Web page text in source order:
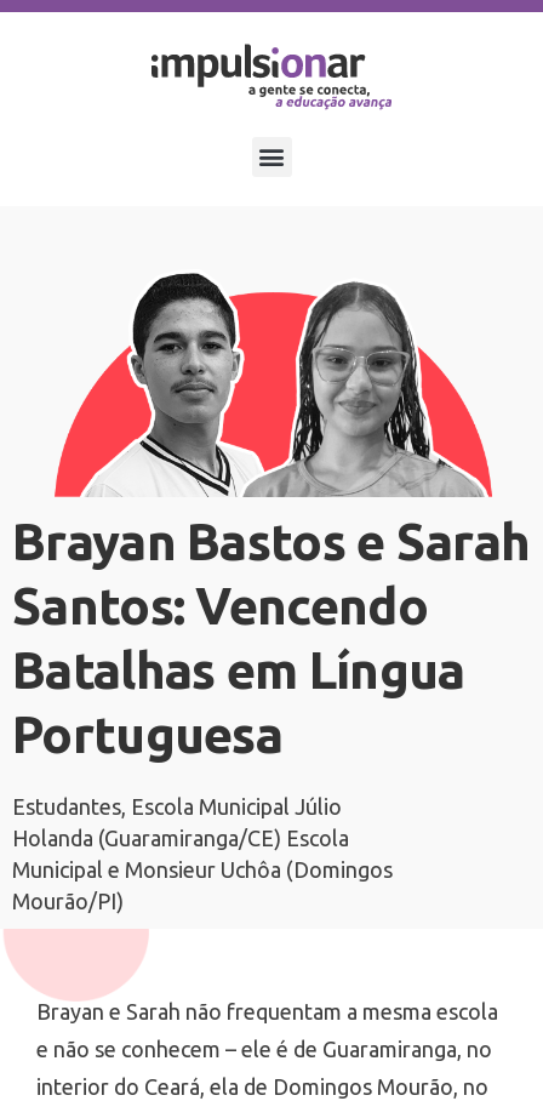
Brayan Bastos e Sarah
Santos: Vencendo
Batalhas em Língua
Portuguesa
Estudantes, Escola Municipal Júlio
Holanda (Guaramiranga/CE) Escola
Municipal e Monsieur Uchôa (Domingos
Mourão/PI)
Brayan e Sarah não frequentam a mesma escola
e não se conhecem – ele é de Guaramiranga, no
interior do Ceará, ela de Domingos Mourão, no